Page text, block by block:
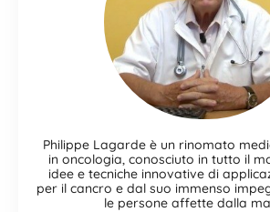
Philippe Lagarde è un rinomato
in oncologia, conosciuto in tutto il
idee e tecniche innovative di
per il cancro e dal suo immenso
le persone affette dalla